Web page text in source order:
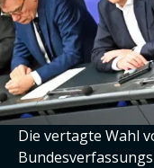
Die vertagte Wahl